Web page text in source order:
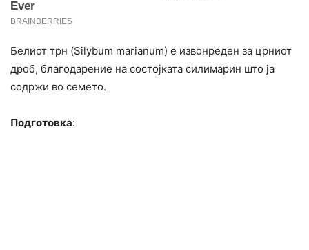
Белиот трн (Silybum marianum) е извонреден за црниот
дроб, благодарение на состојката силимарин што ја
содржи во семето.
Подготовка: